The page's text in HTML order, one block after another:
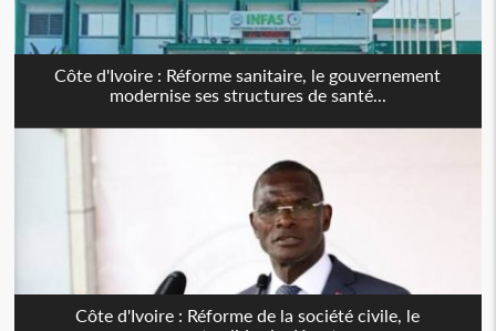
Côte d'Ivoire : Réforme sanitaire, le gouvernement
modernise ses structures de santé...
Côte d'Ivoire : Réforme de la société civile, le